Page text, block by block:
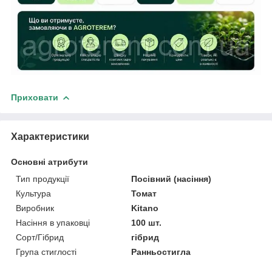
Приховати
Характеристики
Основні атрибути
Тип продукції
Посівний (насіння)
Культура
Томат
Виробник
Kitano
Насіння в упаковці
100 шт.
Сорт/Гібрид
гібрид
Група стиглості
Ранньостигла